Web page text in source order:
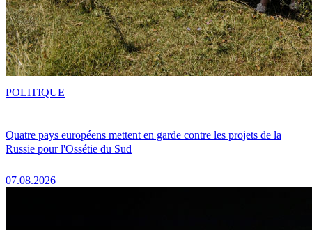
Quatre pays européens mettent en garde contre les projets de la
Russie pour l'Ossétie du Sud
07.08.2026
POLITIQUE